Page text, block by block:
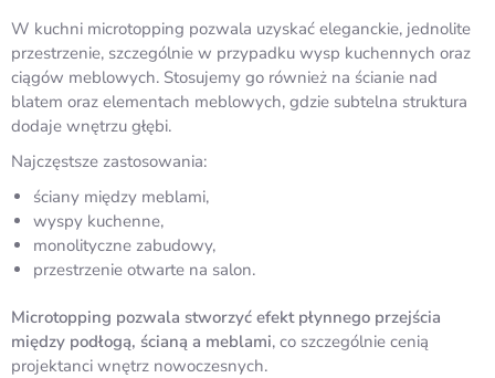
W kuchni microtopping pozwala uzyskać eleganckie, jednolite
przestrzenie, szczególnie w przypadku wysp kuchennych oraz
ciągów meblowych. Stosujemy go również na ścianie nad
blatem oraz elementach meblowych, gdzie subtelna struktura
dodaje wnętrzu głębi.
Najczęstsze zastosowania:
ściany między meblami,
wyspy kuchenne,
monolityczne zabudowy,
przestrzenie otwarte na salon.
Microtopping pozwala stworzyć efekt płynnego przejścia
między podłogą, ścianą a meblami, co szczególnie cenią
projektanci wnętrz nowoczesnych.